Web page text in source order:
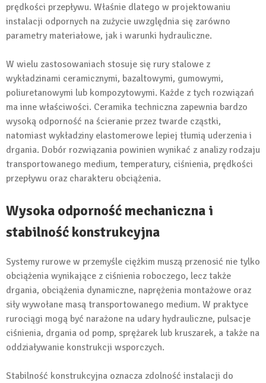
prędkości przepływu. Właśnie dlatego w projektowaniu
instalacji odpornych na zużycie uwzględnia się zarówno
parametry materiałowe, jak i warunki hydrauliczne.
W wielu zastosowaniach stosuje się rury stalowe z
wykładzinami ceramicznymi, bazaltowymi, gumowymi,
poliuretanowymi lub kompozytowymi. Każde z tych rozwiązań
ma inne właściwości. Ceramika techniczna zapewnia bardzo
wysoką odporność na ścieranie przez twarde cząstki,
natomiast wykładziny elastomerowe lepiej tłumią uderzenia i
drgania. Dobór rozwiązania powinien wynikać z analizy rodzaju
transportowanego medium, temperatury, ciśnienia, prędkości
przepływu oraz charakteru obciążenia.
Wysoka odporność mechaniczna i
stabilność konstrukcyjna
Systemy rurowe w przemyśle ciężkim muszą przenosić nie tylko
obciążenia wynikające z ciśnienia roboczego, lecz także
drgania, obciążenia dynamiczne, naprężenia montażowe oraz
siły wywołane masą transportowanego medium. W praktyce
rurociągi mogą być narażone na udary hydrauliczne, pulsacje
ciśnienia, drgania od pomp, sprężarek lub kruszarek, a także na
oddziaływanie konstrukcji wsporczych.
Stabilność konstrukcyjna oznacza zdolność instalacji do